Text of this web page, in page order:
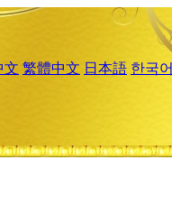
文 繁體中文 日本語 한국어